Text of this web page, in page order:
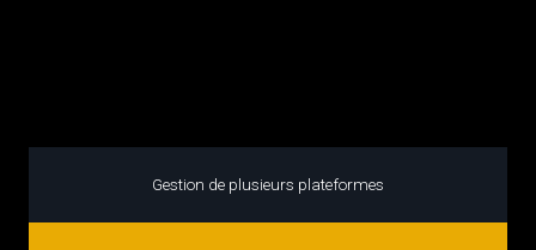
Gestion de plusieurs plateformes